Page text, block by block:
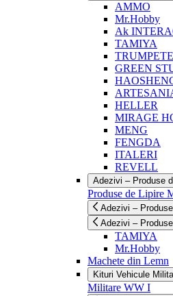
AMMO
Mr.Hobby
Ak
TAMIYA
GREEN
HELLER
MIRAGE
MENG
FENGDA
ITALERI
REVELL
Adezivi – Produse
Produse de Lipire
Adezivi –
Adezivi –
TAMIYA
Mr.Hobby
Machete din Lemn
Kituri Vehicule
Militare WW I